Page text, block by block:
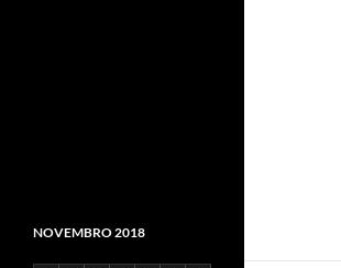
NOVEMBRO 2018